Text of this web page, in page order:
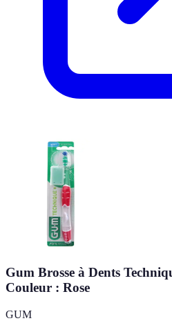
Gum Brosse à Dents
Couleur : Rose
GUM